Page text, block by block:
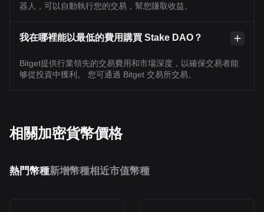
器人，可以自動執行您的交易，幫您賺取收益。
我在哪裡能以最低的費用購買 Stake DAO？
Bitget提供行業領先的交易費用和市場深度，以確保交易者能
够從投資中獲利。 您可通過 Bitget 交易所交易。
相關加密貨幣價格
熱門幣種新增幣種相近市值幣種